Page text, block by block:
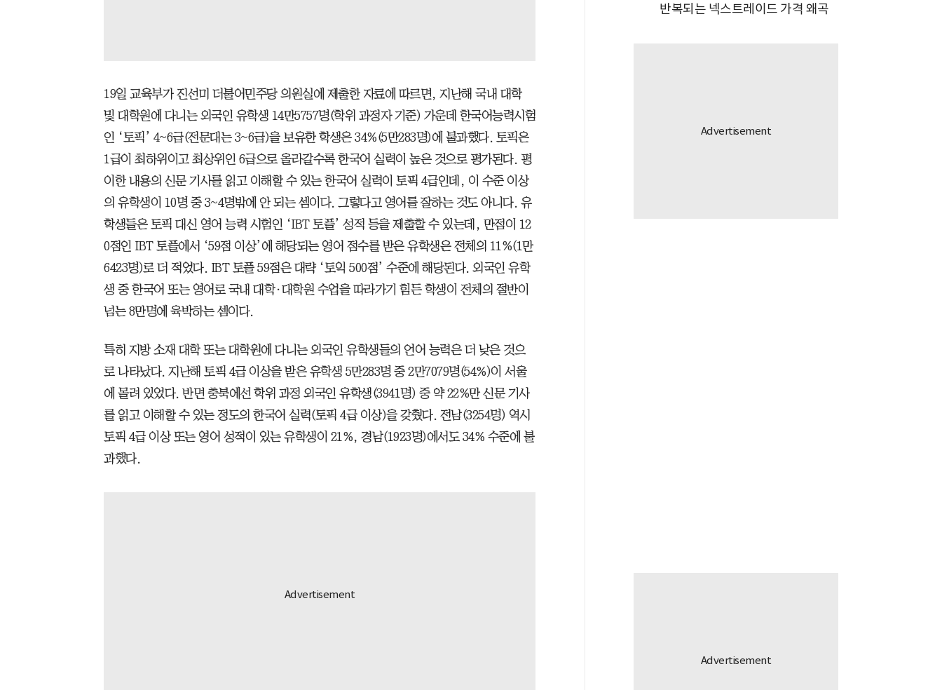
19일 교육부가 진선미 더불어민주당 의원실에 제출한 자료에 따르면, 지난해 국내 대학
및 대학원에 다니는 외국인 유학생 14만5757명(학위 과정자 기준) 가운데 한국어능력시험
인 ‘토픽’ 4~6급(전문대는 3~6급)을 보유한 학생은 34%(5만283명)에 불과했다. 토픽은
1급이 최하위이고 최상위인 6급으로 올라갈수록 한국어 실력이 높은 것으로 평가된다. 평
이한 내용의 신문 기사를 읽고 이해할 수 있는 한국어 실력이 토픽 4급인데, 이 수준 이상
의 유학생이 10명 중 3~4명밖에 안 되는 셈이다. 그렇다고 영어를 잘하는 것도 아니다. 유
학생들은 토픽 대신 영어 능력 시험인 ‘IBT 토플’ 성적 등을 제출할 수 있는데, 만점이 12
0점인 IBT 토플에서 ‘59점 이상’에 해당되는 영어 점수를 받은 유학생은 전체의 11%(1만
6423명)로 더 적었다. IBT 토플 59점은 대략 ‘토익 500점’ 수준에 해당된다. 외국인 유학
생 중 한국어 또는 영어로 국내 대학·대학원 수업을 따라가기 힘든 학생이 전체의 절반이
넘는 8만명에 육박하는 셈이다.
특히 지방 소재 대학 또는 대학원에 다니는 외국인 유학생들의 언어 능력은 더 낮은 것으
로 나타났다. 지난해 토픽 4급 이상을 받은 유학생 5만283명 중 2만7079명(54%)이 서울
에 몰려 있었다. 반면 충북에선 학위 과정 외국인 유학생(3941명) 중 약 22%만 신문 기사
를 읽고 이해할 수 있는 정도의 한국어 실력(토픽 4급 이상)을 갖췄다. 전남(3254명) 역시
토픽 4급 이상 또는 영어 성적이 있는 유학생이 21%, 경남(1923명)에서도 34% 수준에 불
과했다.
반복되는 넥스트레이드 가격 왜곡